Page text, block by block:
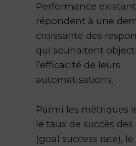
Performance
répondent à une
croissante des
qui souhaitent
l’efficacité de leurs
automatisations.
Parmi les métriques
le taux de succès
(goal success rate),